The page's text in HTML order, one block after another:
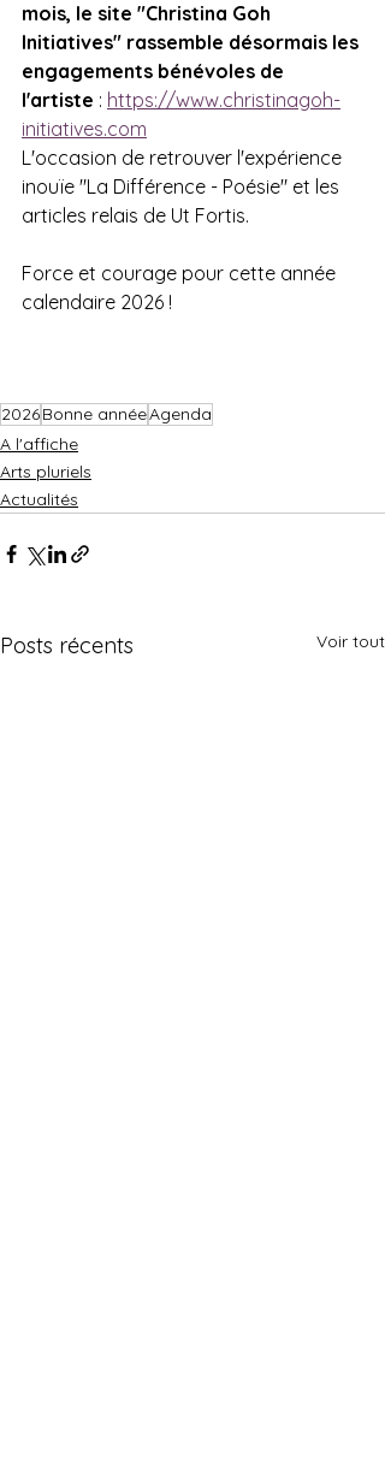
mois, le site "Christina Goh
Initiatives" rassemble désormais les
engagements bénévoles de
l'artiste : https://www.christinagoh-
initiatives.com
L'occasion de retrouver l'expérience
inouïe "La Différence - Poésie" et les
articles relais de Ut Fortis.
Force et courage pour cette année
calendaire 2026 !
2026Bonne annéeAgenda
A l'affiche
Arts pluriels
Actualités
Posts récents Voir tout